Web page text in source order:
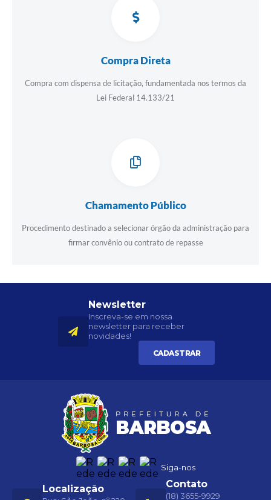
Compra Direta
Compra com dispensa de licitação, fundamentada nos termos da
Lei Federal 14.133/21
Chamamento Público
Procedimento destinado a selecionar órgão da administração para
firmar convênio ou contrato de repasse
Newsletter
Inscreva-se em nossa
newsletter para receber
novidades!
CADASTRAR
Siga-nos
Localização Contato
(18) 3655-9929